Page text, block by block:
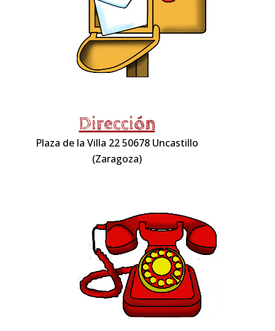
Dirección
Plaza de la Villa 22 50678 Uncastillo
(Zaragoza)